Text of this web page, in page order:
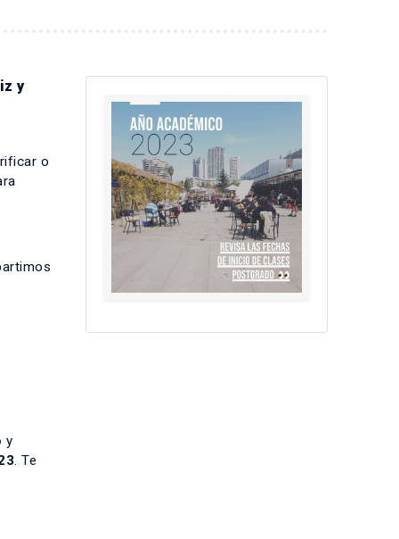
y
o
y
. Te